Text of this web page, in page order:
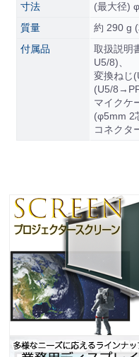
寸法
(最大径)
質量
約 290 g
付属品
取扱説明
U5/8)、
変換ねじ
(U5/
マイクケ
(φ5mm 2
コネクタ